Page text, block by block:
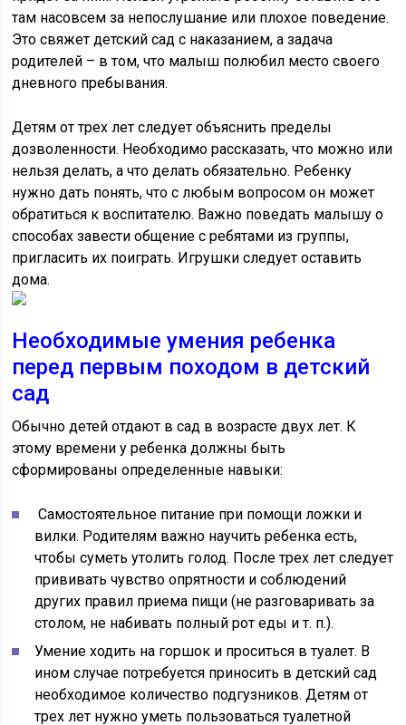
там насовсем за непослушание или плохое поведение.
Это свяжет детский сад с наказанием, а задача
родителей – в том, что малыш полюбил место своего
дневного пребывания.
Детям от трех лет следует объяснить пределы
дозволенности. Необходимо рассказать, что можно или
нельзя делать, а что делать обязательно. Ребенку
нужно дать понять, что с любым вопросом он может
обратиться к воспитателю. Важно поведать малышу о
способах завести общение с ребятами из группы,
пригласить их поиграть. Игрушки следует оставить
дома.
Необходимые умения ребенка
перед первым походом в детский
сад
Обычно детей отдают в сад в возрасте двух лет. К
этому времени у ребенка должны быть
сформированы определенные навыки:
Самостоятельное питание при помощи ложки и
вилки. Родителям важно научить ребенка есть,
чтобы суметь утолить голод. После трех лет следует
прививать чувство опрятности и соблюдений
других правил приема пищи (не разговаривать за
столом, не набивать полный рот еды и т. п.).
Умение ходить на горшок и проситься в туалет. В
ином случае потребуется приносить в детский сад
необходимое количество подгузников. Детям от
трех лет нужно уметь пользоваться туалетной